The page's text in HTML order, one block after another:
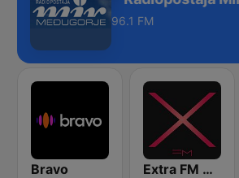
96.1 FM
Bravo Extra FM 93.6